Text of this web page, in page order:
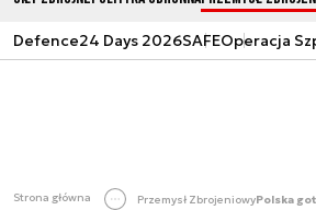
Defence24 Days 2026SAFEOperacja
Strona główna Przemysł Zbrojeniowy